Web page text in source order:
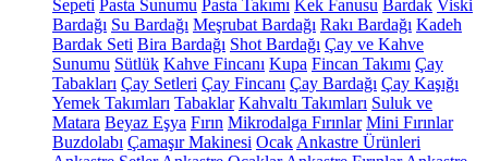
Sepeti Pasta Sunumu Pasta Takımı Kek Fanusu Bardak Viski
Bardağı Su Bardağı Meşrubat Bardağı Rakı Bardağı Kadeh
Bardak Seti Bira Bardağı Shot Bardağı Çay ve Kahve
Sunumu Sütlük Kahve Fincanı Kupa Fincan Takımı Çay
Tabakları Çay Setleri Çay Fincanı Çay Bardağı Çay Kaşığı
Yemek Takımları Tabaklar Kahvaltı Takımları Suluk ve
Matara Beyaz Eşya Fırın Mikrodalga Fırınlar Mini Fırınlar
Buzdolabı Çamaşır Makinesi Ocak Ankastre Ürünleri